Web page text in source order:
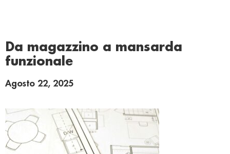
Da magazzino a mansarda
funzionale
Agosto 22, 2025